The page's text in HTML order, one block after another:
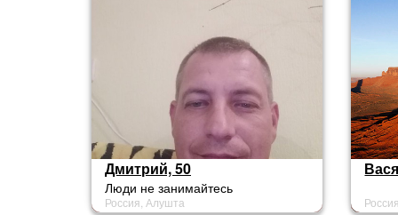
блин....Чего вы достигли в своей
заинтересовывать?
Дмитрий, 50
Люди не занимайтесь
лохотроном!
Россия, Алушта